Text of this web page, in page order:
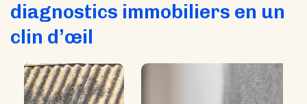
diagnostics immobiliers en un
clin d’œil